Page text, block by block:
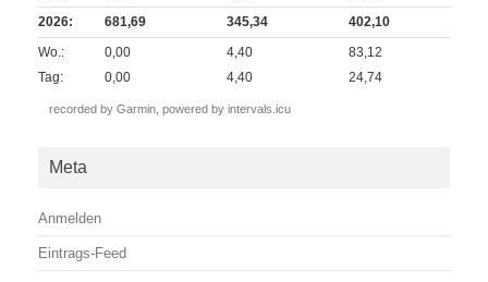
2026:
681,69 345,34
402,10
Wo.:
0,00 4,40
83,12
Tag:
0,00 4,40 24,74
recorded by Garmin, powered by intervals.icu
Meta
Anmelden
Eintrags-Feed